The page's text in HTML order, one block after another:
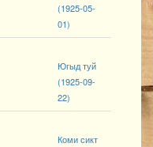
(1925-05-
01)
Югыд туй
(1925-09-
22)
Коми сикт